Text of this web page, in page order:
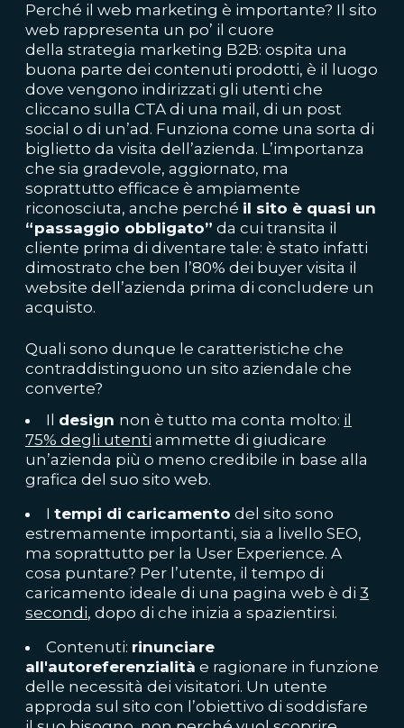
Perché il web marketing è importante? Il sito
web rappresenta un po’ il cuore
della strategia marketing B2B: ospita una
buona parte dei contenuti prodotti, è il luogo
dove vengono indirizzati gli utenti che
cliccano sulla CTA di una mail, di un post
social o di un’ad. Funziona come una sorta di
biglietto da visita dell’azienda. L’importanza
che sia gradevole, aggiornato, ma
soprattutto efficace è ampiamente
riconosciuta, anche perché il sito è quasi un
“passaggio obbligato” da cui transita il
cliente prima di diventare tale: è stato infatti
dimostrato che ben l’80% dei buyer visita il
website dell’azienda prima di concludere un
acquisto.
Quali sono dunque le caratteristiche che
contraddistinguono un sito aziendale che
converte?
Il design non è tutto ma conta molto: il
75% degli utenti ammette di giudicare
un’azienda più o meno credibile in base alla
grafica del suo sito web.
I tempi di caricamento del sito sono
estremamente importanti, sia a livello SEO,
ma soprattutto per la User Experience. A
cosa puntare? Per l’utente, il tempo di
caricamento ideale di una pagina web è di 3
secondi, dopo di che inizia a spazientirsi.
Contenuti: rinunciare
all'autoreferenzialità e ragionare in funzione
delle necessità dei visitatori. Un utente
approda sul sito con l’obiettivo di soddisfare